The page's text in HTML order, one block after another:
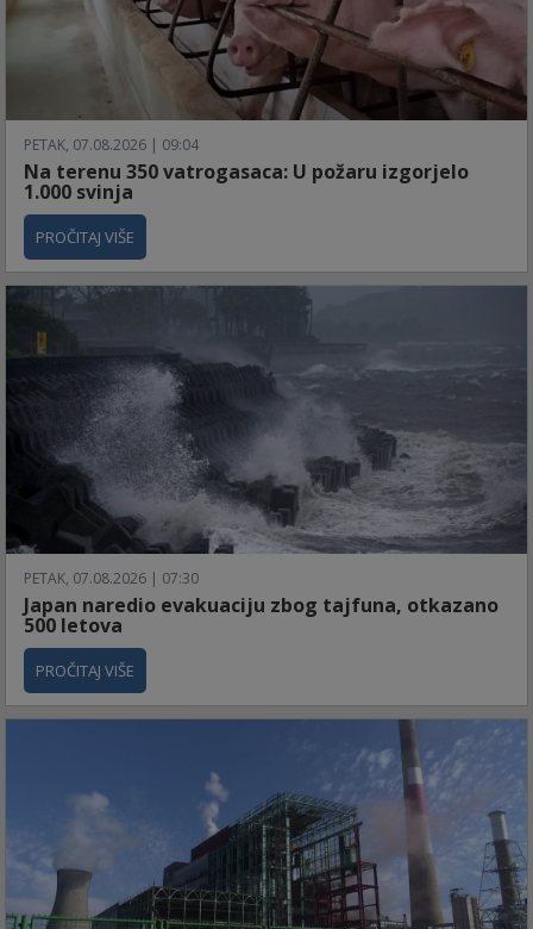
PETAK, 07.08.2026 | 09:04
Na terenu 350 vatrogasaca: U požaru izgorjelo
1.000 svinja
PROČITAJ VIŠE
PETAK, 07.08.2026 | 07:30
Japan naredio evakuaciju zbog tajfuna, otkazano
500 letova
PROČITAJ VIŠE